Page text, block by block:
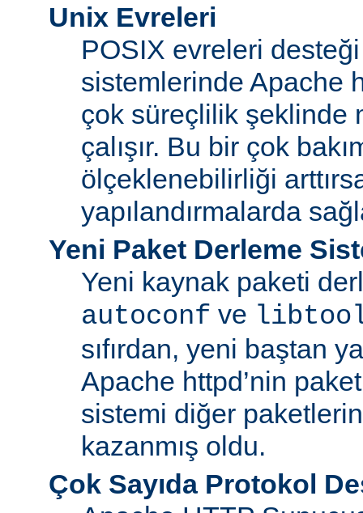
Unix Evreleri
POSIX evreleri
sistemlerinde Apache
çok süreçlilik şeklinde
çalışır. Bu bir çok
ölçeklenebilirliği
yapılandırmalarda
Yeni Paket Derleme
Yeni kaynak paketi
autoconf ve
sıfırdan, yeni baştan
Apache httpd’nin
sistemi diğer
kazanmış oldu.
Çok Sayıda Protokol